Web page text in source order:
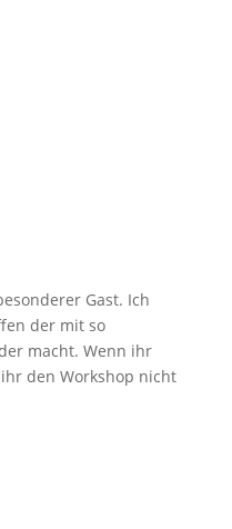
Gast. Ich
der mit so
macht. Wenn ihr
den Workshop nicht